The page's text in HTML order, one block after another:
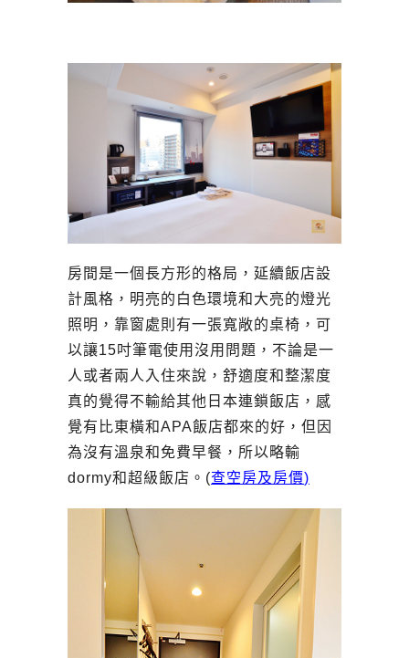
房間是一個長方形的格局，延續飯店設
計風格，明亮的白色環境和大亮的燈光
照明，靠窗處則有一張寬敞的桌椅，可
以讓15吋筆電使用沒用問題，不論是一
人或者兩人入住來說，舒適度和整潔度
真的覺得不輸給其他日本連鎖飯店，感
覺有比東橫和APA飯店都來的好，但因
為沒有溫泉和免費早餐，所以略輸
dormy和超級飯店。(查空房及房價)